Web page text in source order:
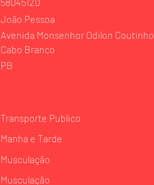
João Pessoa
Avenida Monsenhor Odilon Coutinho
Cabo Branco
PB
Transporte Publico
Manha e Tarde
Musculação
Musculação